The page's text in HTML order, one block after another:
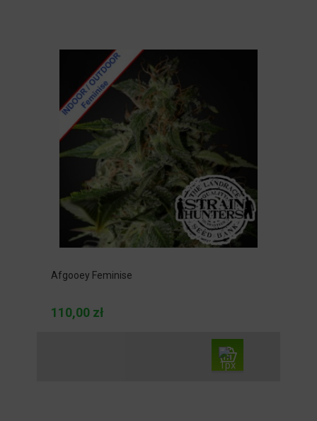
Afgooey Feminise
110,00 zł